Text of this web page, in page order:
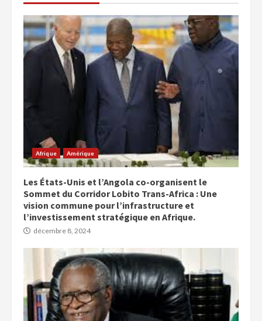
Afrique Amérique
Les États-Unis et l’Angola co-organisent le
Sommet du Corridor Lobito Trans-Africa : Une
vision commune pour l’infrastructure et
l’investissement stratégique en Afrique.
décembre 8, 2024